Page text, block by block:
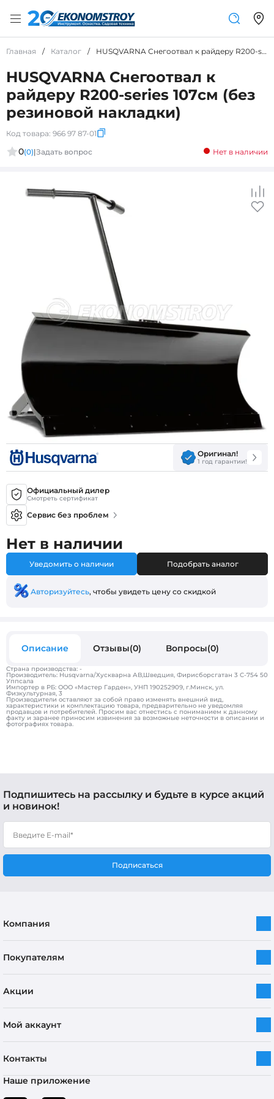
Главная / Каталог / HUSQVARNA Снегоотвал к райдеру R200-series 107см (без резиновой накладки)
HUSQVARNA Снегоотвал к
райдеру R200-series 107см (без
резиновой накладки)
Код товара: 966 97 87-01
0(0)|Задать вопрос Нет в наличии
Оригинал!
1 год гарантии!
Официальный дилер
Смотреть сертификат
Сервис без проблем
Нет в наличии
Уведомить о наличии Подобрать аналог
Авторизуйтесь, чтобы увидеть цену со скидкой
Описание Отзывы(0) Вопросы(0)
Страна производства: -
Производитель: Husqvarna/Хускварна АВ,Шведция, Фирисборсгатан 3 С-754 50
Уппсала
Импортер в РБ: ООО «Мастер Гарден», УНП 190252909, г.Минск, ул.
Физкультурная, 3
Производители оставляют за собой право изменять внешний вид,
характеристики и комплектацию товара, предварительно не уведомляя
продавцов и потребителей. Просим вас отнестись с пониманием к данному
факту и заранее приносим извинения за возможные неточности в описании и
фотографиях товара.
Подпишитесь на рассылку и будьте в курсе акций
и новинок!
Подписаться
Компания
Покупателям
Акции
Мой аккаунт
Контакты
Наше приложение